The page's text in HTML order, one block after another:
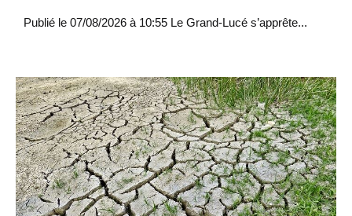
Publié le 07/08/2026 à 10:55 Le Grand-Lucé s’apprête...